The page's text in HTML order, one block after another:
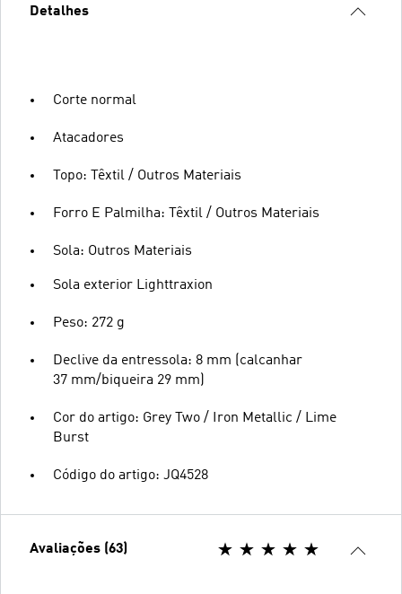
Detalhes
Corte normal
Atacadores
Topo: Têxtil / Outros Materiais
Forro E Palmilha: Têxtil / Outros Materiais
Sola: Outros Materiais
Sola exterior Lighttraxion
Peso: 272 g
Declive da entressola: 8 mm (calcanhar
37 mm/biqueira 29 mm)
Cor do artigo: Grey Two / Iron Metallic / Lime
Burst
Código do artigo: JQ4528
Avaliações (63)